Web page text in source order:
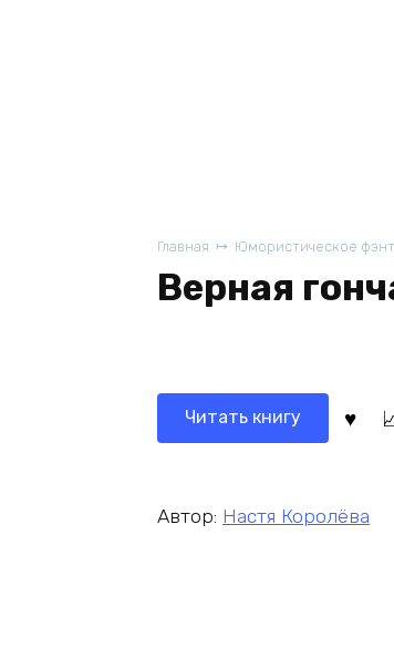
Главная Юмористическое
Верная
Читать книгу
Автор: Настя Королёва